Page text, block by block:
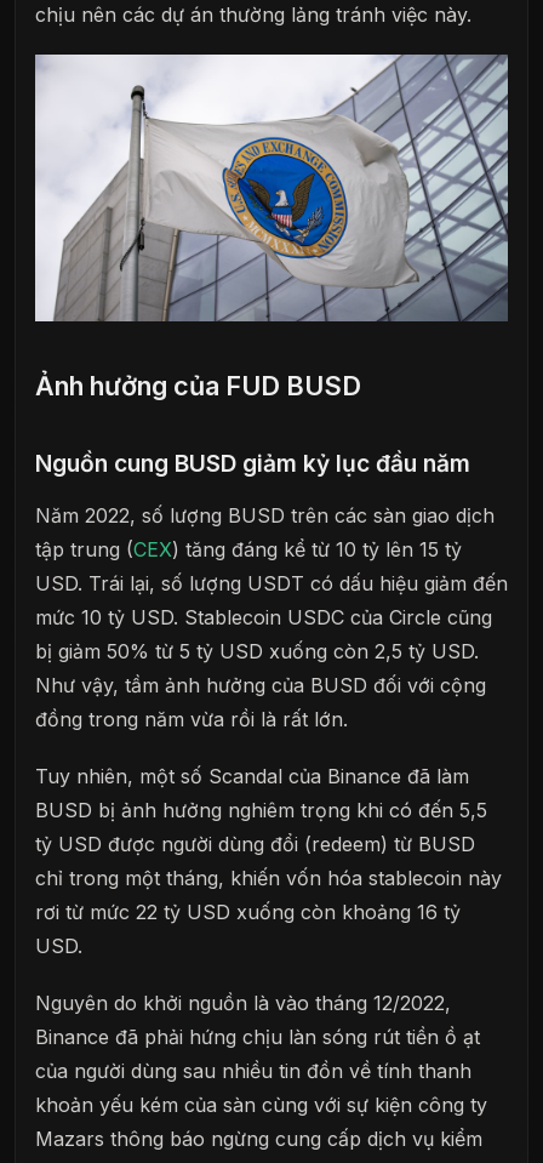
chịu nên các dự án thường lảng tránh việc này.
Ảnh hưởng của FUD BUSD
Nguồn cung BUSD giảm kỷ lục đầu năm
Năm 2022, số lượng BUSD trên các sàn giao dịch
tập trung (CEX) tăng đáng kể từ 10 tỷ lên 15 tỷ
USD. Trái lại, số lượng USDT có dấu hiệu giảm đến
mức 10 tỷ USD. Stablecoin USDC của Circle cũng
bị giảm 50% từ 5 tỷ USD xuống còn 2,5 tỷ USD.
Như vậy, tầm ảnh hưởng của BUSD đối với cộng
đồng trong năm vừa rồi là rất lớn.
Tuy nhiên, một số Scandal của Binance đã làm
BUSD bị ảnh hưởng nghiêm trọng khi có đến 5,5
tỷ USD được người dùng đổi (redeem) từ BUSD
chỉ trong một tháng, khiến vốn hóa stablecoin này
rơi từ mức 22 tỷ USD xuống còn khoảng 16 tỷ
USD.
Nguyên do khởi nguồn là vào tháng 12/2022,
Binance đã phải hứng chịu làn sóng rút tiền ồ ạt
của người dùng sau nhiều tin đồn về tính thanh
khoản yếu kém của sàn cùng với sự kiện công ty
Mazars thông báo ngừng cung cấp dịch vụ kiểm